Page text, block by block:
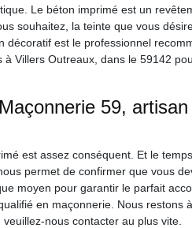
Le béton imprimé est un
souhaitez, la teinte que vous
décoratif est le professionnel
Villers Outreaux, dans le 59142
59,
est assez conséquent. Et le
permet de confirmer que vous
moyen pour garantir le parfait
en maçonnerie. Nous restons
nous contacter au plus vite.